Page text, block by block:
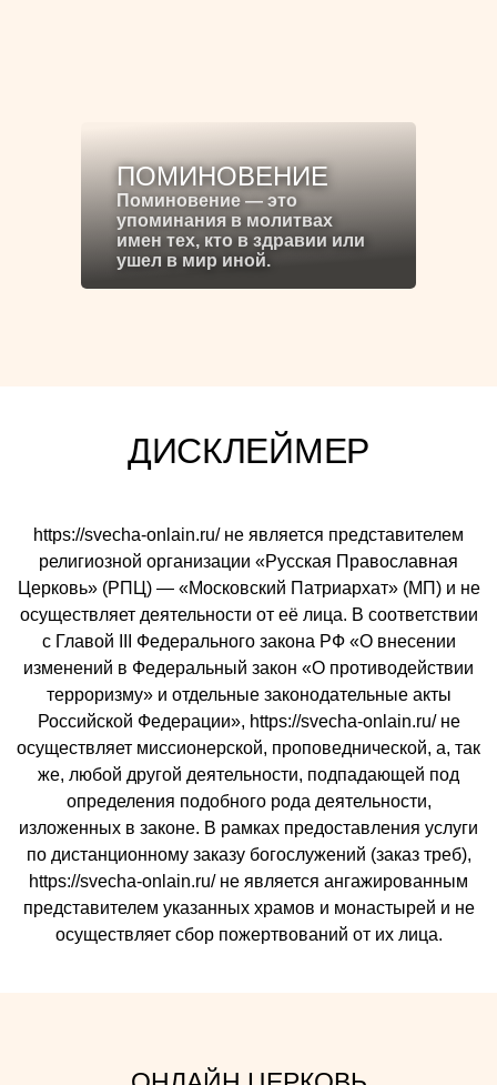
ПОМИНОВЕНИЕ
Поминовение — это
упоминания в молитвах
имен тех, кто в здравии или
ушел в мир иной.
ДИСКЛЕЙМЕР
https://svecha-onlain.ru/ не является представителем
религиозной организации «Русская Православная
Церковь» (РПЦ) — «Московский Патриархат» (МП) и не
осуществляет деятельности от её лица. В соответствии
с Главой III Федерального закона РФ «О внесении
изменений в Федеральный закон «О противодействии
терроризму» и отдельные законодательные акты
Российской Федерации», https://svecha-onlain.ru/ не
осуществляет миссионерской, проповеднической, а, так
же, любой другой деятельности, подпадающей под
определения подобного рода деятельности,
изложенных в законе. В рамках предоставления услуги
по дистанционному заказу богослужений (заказ треб),
https://svecha-onlain.ru/ не является ангажированным
представителем указанных храмов и монастырей и не
осуществляет сбор пожертвований от их лица.